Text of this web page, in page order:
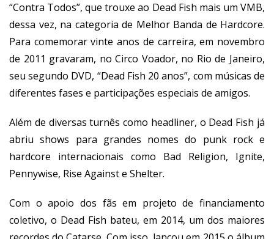
“Contra Todos”, que trouxe ao Dead Fish mais um VMB,
dessa vez, na categoria de Melhor Banda de Hardcore.
Para comemorar vinte anos de carreira, em novembro
de 2011 gravaram, no Circo Voador, no Rio de Janeiro,
seu segundo DVD, “Dead Fish 20 anos”, com músicas de
diferentes fases e participações especiais de amigos.
Além de diversas turnês como headliner, o Dead Fish já
abriu shows para grandes nomes do punk rock e
hardcore internacionais como Bad Religion, Ignite,
Pennywise, Rise Against e Shelter.
Com o apoio dos fãs em projeto de financiamento
coletivo, o Dead Fish bateu, em 2014, um dos maiores